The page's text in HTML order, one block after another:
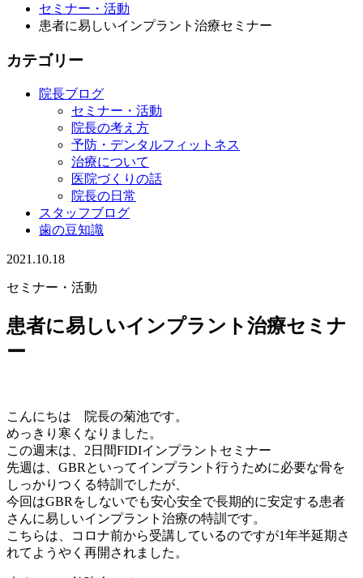
セミナー・活動
患者に易しいインプラント治療セミナー
カテゴリー
院長ブログ
セミナー・活動
院長の考え方
予防・デンタルフィットネス
治療について
医院づくりの話
院長の日常
スタッフブログ
歯の豆知識
2021.10.18
セミナー・活動
患者に易しいインプラント治療セミナ
ー
こんにちは 院長の菊池です。
めっきり寒くなりました。
この週末は、2日間FIDIインプラントセミナー
先週は、GBRといってインプラント行うために必要な骨を
しっかりつくる特訓でしたが、
今回はGBRをしないでも安心安全で長期的に安定する患者
さんに易しいインプラント治療の特訓です。
こちらは、コロナ前から受講しているのですが1年半延期さ
れてようやく再開されました。